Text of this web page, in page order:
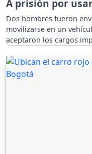
A prisión por
Dos hombres fueron
movilizarse en un
aceptaron los cargos